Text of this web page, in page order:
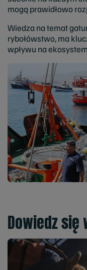
mogą prawidłowo
Wiedza na temat
rybołówstwo, ma
wpływu na
Dowiedz się